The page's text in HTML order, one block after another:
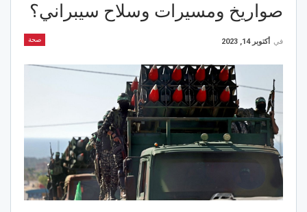
صواريخ ومسيرات وسلاح سيبراني؟
صحة في أكتوبر 14, 2023